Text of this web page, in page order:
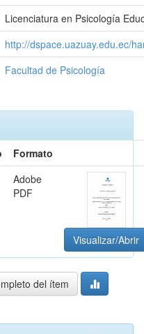
Licenciatura en Psicología
http://dspace.uazuay.edu.ec/
Facultad de Psicología
Formato
Adobe
PDF
Visualizar/Abrir
del ítem